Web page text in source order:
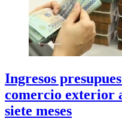
Ingresos
comercio exterior
siete meses